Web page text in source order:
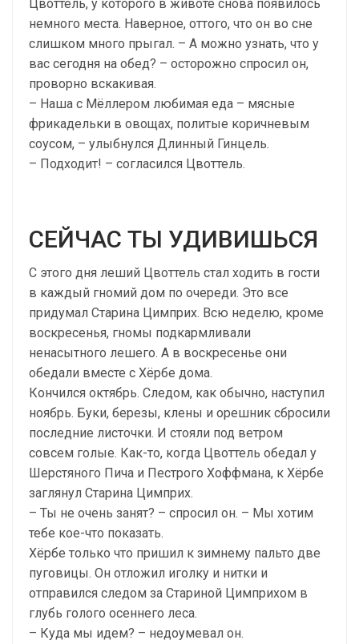
Цвоттель, у которого в животе снова появилось
немного места. Наверное, оттого, что он во сне
слишком много прыгал. – А можно узнать, что у
вас сегодня на обед? – осторожно спросил он,
проворно вскакивая.
– Наша с Мёллером любимая еда – мясные
фрикадельки в овощах, политые коричневым
соусом, – улыбнулся Длинный Гинцель.
– Подходит! – согласился Цвоттель.
СЕЙЧАС ТЫ УДИВИШЬСЯ
С этого дня леший Цвоттель стал ходить в гости
в каждый гномий дом по очереди. Это все
придумал Старина Цимприх. Всю неделю, кроме
воскресенья, гномы подкармливали
ненасытного лешего. А в воскресенье они
обедали вместе с Хёрбе дома.
Кончился октябрь. Следом, как обычно, наступил
ноябрь. Буки, березы, клены и орешник сбросили
последние листочки. И стояли под ветром
совсем голые. Как-то, когда Цвоттель обедал у
Шерстяного Пича и Пестрого Хоффмана, к Хёрбе
заглянул Старина Цимприх.
– Ты не очень занят? – спросил он. – Мы хотим
тебе кое-что показать.
Хёрбе только что пришил к зимнему пальто две
пуговицы. Он отложил иголку и нитки и
отправился следом за Стариной Цимприхом в
глубь голого осеннего леса.
– Куда мы идем? – недоумевал он.